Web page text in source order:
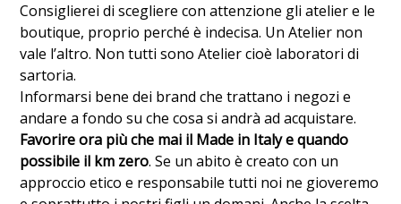
Consiglierei di scegliere con attenzione gli atelier e le
boutique, proprio perché è indecisa. Un Atelier non
vale l’altro. Non tutti sono Atelier cioè laboratori di
sartoria.
Informarsi bene dei brand che trattano i negozi e
andare a fondo su che cosa si andrà ad acquistare.
Favorire ora più che mai il Made in Italy e quando
possibile il km zero. Se un abito è creato con un
approccio etico e responsabile tutti noi ne gioveremo